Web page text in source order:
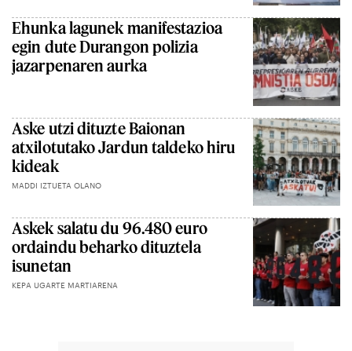
Ehunka lagunek manifestazioa
egin dute Durangon polizia
jazarpenaren aurka
Aske utzi dituzte Baionan
atxilotutako Jardun taldeko hiru
kideak
MADDI IZTUETA OLANO
Askek salatu du 96.480 euro
ordaindu beharko dituztela
isunetan
KEPA UGARTE MARTIARENA